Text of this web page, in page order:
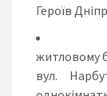
Героїв
житловому
вул.